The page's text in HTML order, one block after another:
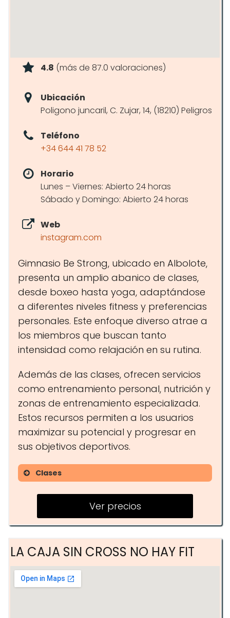
4.8 (más de 87.0 valoraciones)
Ubicación
Poligono juncaril, C. Zujar, 14, (18210) Peligros
Teléfono
+34 644 41 78 52
Horario
Lunes – Viernes: Abierto 24 horas
Sábado y Domingo: Abierto 24 horas
Web
instagram.com
Gimnasio Be Strong, ubicado en Albolote,
presenta un amplio abanico de clases,
desde boxeo hasta yoga, adaptándose
a diferentes niveles fitness y preferencias
personales. Este enfoque diverso atrae a
los miembros que buscan tanto
intensidad como relajación en su rutina.
Además de las clases, ofrecen servicios
como entrenamiento personal, nutrición y
zonas de entrenamiento especializada.
Estos recursos permiten a los usuarios
maximizar su potencial y progresar en
sus objetivos deportivos.
Clases
Boxeo
Entrenamiento funcional
Ver precios
LA CAJA SIN CROSS NO HAY FIT